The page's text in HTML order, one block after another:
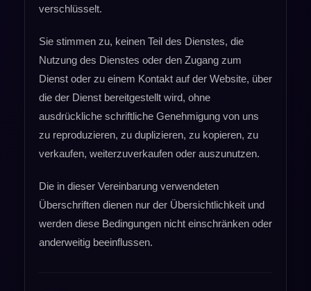
verschlüsselt.
Sie stimmen zu, keinen Teil des Dienstes, die
Nutzung des Dienstes oder den Zugang zum
Dienst oder zu einem Kontakt auf der Website, über
die der Dienst bereitgestellt wird, ohne
ausdrückliche schriftliche Genehmigung von uns
zu reproduzieren, zu duplizieren, zu kopieren, zu
verkaufen, weiterzuverkaufen oder auszunutzen.
Die in dieser Vereinbarung verwendeten
Überschriften dienen nur der Übersichtlichkeit und
werden diese Bedingungen nicht einschränken oder
anderweitig beeinflussen.